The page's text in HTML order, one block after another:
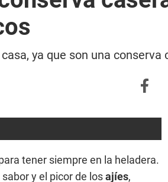
ya que son una conserva
tener siempre en la heladera.
y el picor de losajíes,